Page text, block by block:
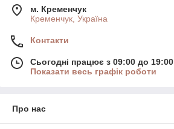
м. Кременчук
Кременчук, Україна
Контакти
Сьогодні працює з 09:00 до 19:00
Показати весь графік роботи
Про нас